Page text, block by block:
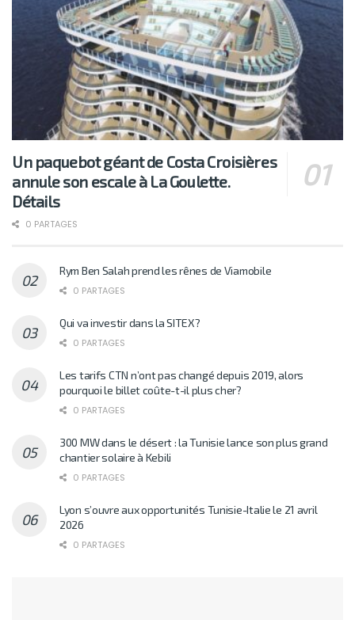
Un paquebot géant de Costa Croisières
annule son escale à La Goulette.
Détails
0 PARTAGES
Rym Ben Salah prend les rênes de Viamobile
0 PARTAGES
Qui va investir dans la SITEX?
0 PARTAGES
Les tarifs CTN n’ont pas changé depuis 2019, alors
pourquoi le billet coûte-t-il plus cher?
0 PARTAGES
300 MW dans le désert : la Tunisie lance son plus grand
chantier solaire à Kebili
0 PARTAGES
Lyon s’ouvre aux opportunités Tunisie-Italie le 21 avril
2026
0 PARTAGES